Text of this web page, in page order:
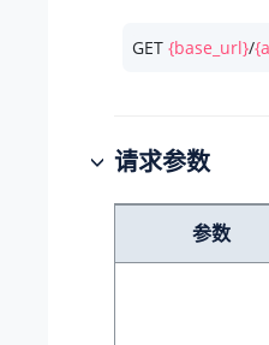
GET {base_url}/
请求参数
参数